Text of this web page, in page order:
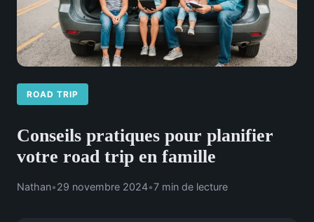
ROAD TRIP
Conseils pratiques pour planifier
votre road trip en famille
Nathan•29 novembre 2024•7 min de lecture